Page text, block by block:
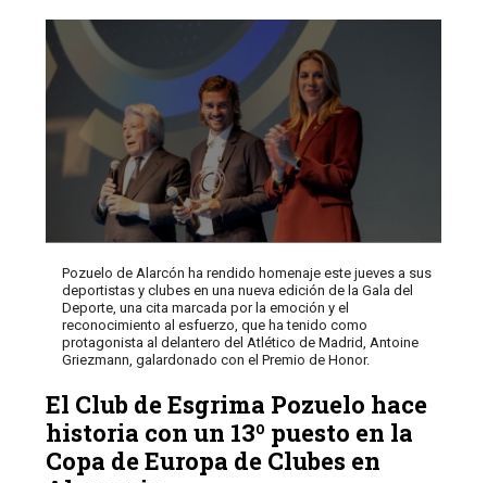
Pozuelo de Alarcón ha rendido homenaje este jueves a sus
deportistas y clubes en una nueva edición de la Gala del
Deporte, una cita marcada por la emoción y el
reconocimiento al esfuerzo, que ha tenido como
protagonista al delantero del Atlético de Madrid, Antoine
Griezmann, galardonado con el Premio de Honor.
El Club de Esgrima Pozuelo hace
historia con un 13º puesto en la
Copa de Europa de Clubes en